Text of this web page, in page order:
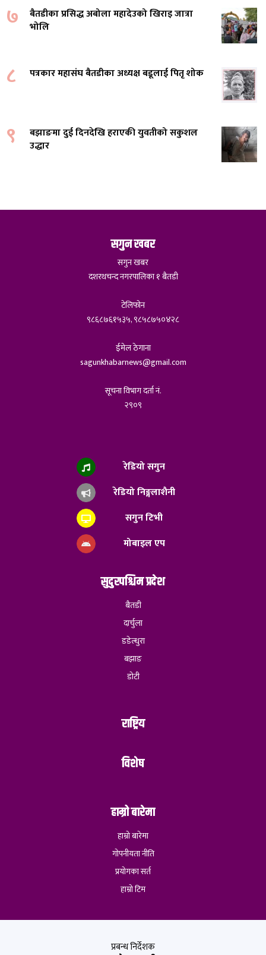
७
बैतडीका प्रसिद्ध अबोला महादेउको खिराइ जात्रा
भोलि
८ पत्रकार महासंघ बैतडीका अध्यक्ष बडूलाई पितृ शोक
९
बझाङमा दुई दिनदेखि हराएकी युवतीको सकुशल
उद्धार
सगुन खबर
सगुन खबर
दशरथचन्द नगरपालिका १ बैतडी
टेलिफोन
९८६८७६१५३५, ९८५८७५०४२८
ईमेल ठेगाना
sagunkhabarnews@gmail.com
सूचना विभाग दर्ता नं.
२९०९
रेडियो सगुन
रेडियो निङ्गलाशैनी
सगुन टिभी
मोबाइल एप
सुदुरपश्चिम प्रदेश
बैतडी
दार्चुला
डडेल्धुरा
बझाङ
डोटी
राष्ट्रिय
विशेष
हाम्रो बारेमा
हाम्रो बारेमा
गोपनीयता नीति
प्रयोगका सर्त
हाम्रो टिम
प्रबन्ध निर्देशक